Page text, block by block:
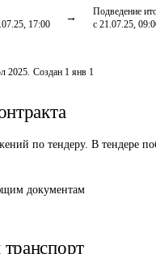
17:00
Подведение
с 21.07.25,
2025. Создан 1 янв 1
по тендеру. В тендере
документам